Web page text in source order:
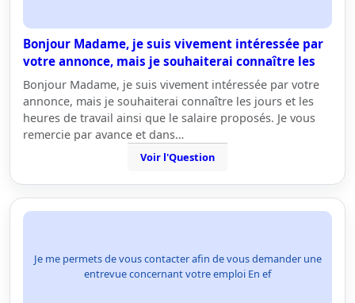
Bonjour Madame, je suis vivement intéressée par
votre annonce, mais je souhaiterai connaître les
Bonjour Madame, je suis vivement intéressée par votre
annonce, mais je souhaiterai connaître les jours et les
heures de travail ainsi que le salaire proposés. Je vous
remercie par avance et dans…
Voir l'Question
Je me permets de vous contacter afin de vous demander une
entrevue concernant votre emploi En ef